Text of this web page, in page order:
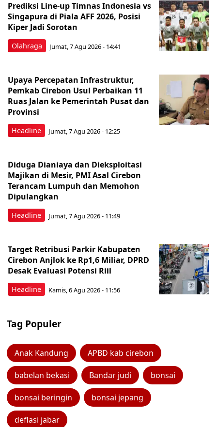
Olahraga
Prediksi Line-up Timnas Indonesia vs
Singapura di Piala AFF 2026, Posisi
Kiper Jadi Sorotan
Jumat, 7 Agu 2026 - 14:41
Headline
Upaya Percepatan Infrastruktur,
Pemkab Cirebon Usul Perbaikan 11
Ruas Jalan ke Pemerintah Pusat dan
Provinsi
Jumat, 7 Agu 2026 - 12:25
Headline
Diduga Dianiaya dan Dieksploitasi
Majikan di Mesir, PMI Asal Cirebon
Terancam Lumpuh dan Memohon
Dipulangkan
Jumat, 7 Agu 2026 - 11:49
Headline
Target Retribusi Parkir Kabupaten
Cirebon Anjlok ke Rp1,6 Miliar, DPRD
Desak Evaluasi Potensi Riil
Kamis, 6 Agu 2026 - 11:56
Tag Populer
Anak Kandung APBD kab cirebon
babelan bekasi Bandar judi bonsai
bonsai beringin bonsai jepang
deflasi jabar